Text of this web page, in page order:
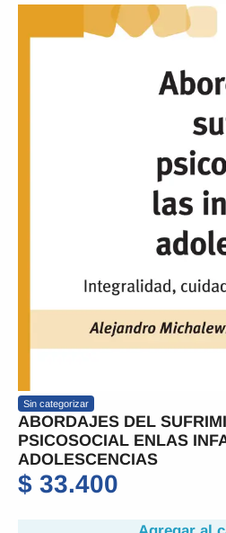
Sin categorizar
ABORDAJES DEL
PSICOSOCIAL ENLAS
ADOLESCENCIAS
$ 33.400